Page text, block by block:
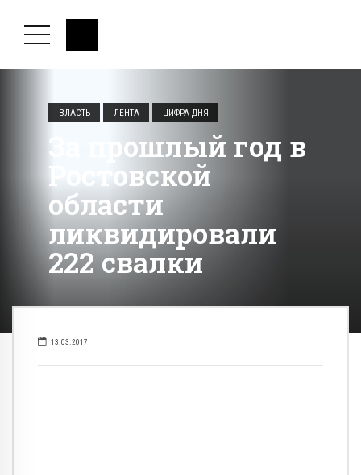
ВЛАСТЬ ЛЕНТА ЦИФРА ДНЯ
За прошлый год в
Ростовской
области
ликвидировали
222 свалки
13.03.2017